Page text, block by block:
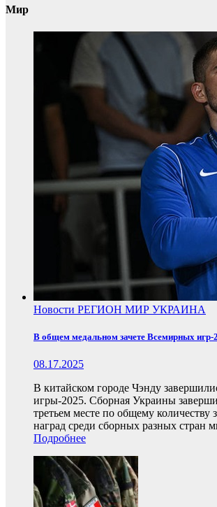
Мир
Новости РЕГИОН МИР УКРАИНА
В общем медальном зачете Всемирных игр-
08.17.2025
В китайском городе Чэнду
игры-2025. Сборная Украины
третьем месте по общему количеству
наград среди сборных разных стран
Подробнее